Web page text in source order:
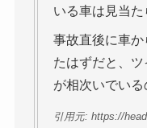
いる車は見当た
事故直後に車
たはずだと、
が相次いでいる
引用元: https://